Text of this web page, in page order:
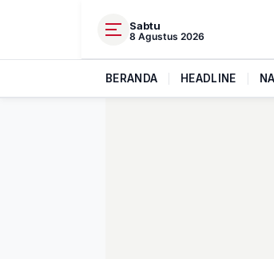
Sabtu
8 Agustus 2026
BERANDA HEADLINE